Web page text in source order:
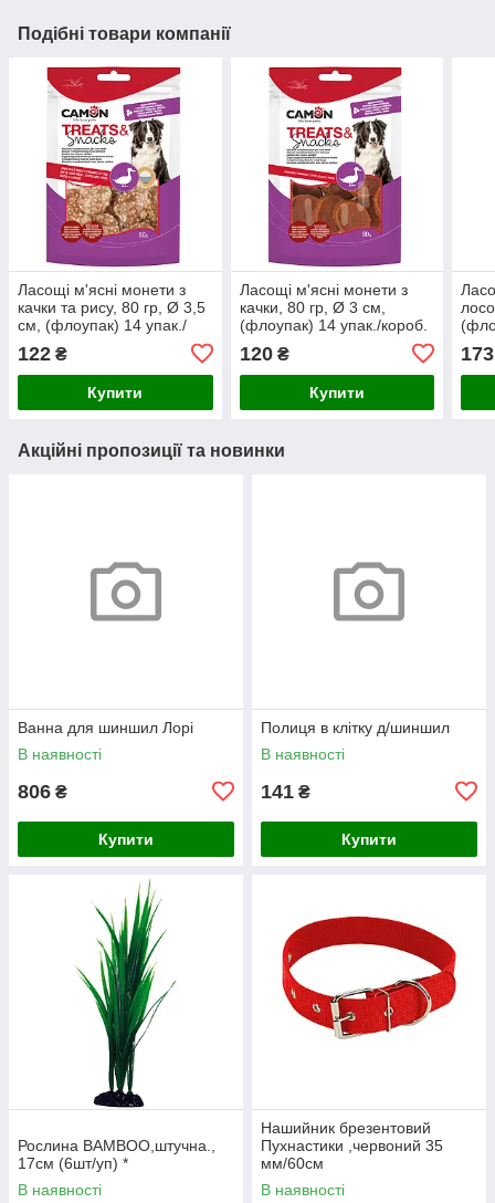
Подібні товари компанії
Ласощі м'ясні монети з
качки та рису, 80 гр, Ø 3,5
см, (флоупак) 14 упак./
122 ₴
Купити
Ласощі м'ясні монети з
качки, 80 гр, Ø 3 см,
(флоупак) 14 упак./короб.
120₴
Купити
173
Акційні пропозиції та новинки
Ванна для шиншил Лорі
В наявності
806 ₴
Купити
Полиця в клітку д/шиншил
В наявності
141 ₴
Купити
Рослина BAMBOO,штучна.,
17см (6шт/уп) *
В наявності
Нашийник брезентовий
Пухнастики ,червоний 35
мм/60см
В наявності